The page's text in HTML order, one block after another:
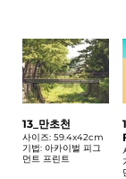
13_만초천
사이즈: 59.4x42cm
기법: 아카이벌 피그
먼트 프린트